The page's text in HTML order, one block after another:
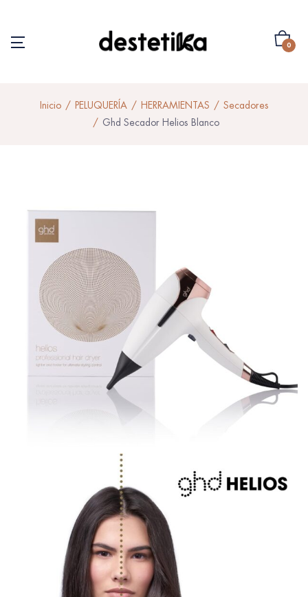
0
Inicio PELUQUERÍA HERRAMIENTAS
Secadores
Ghd Secador Helios Blanco